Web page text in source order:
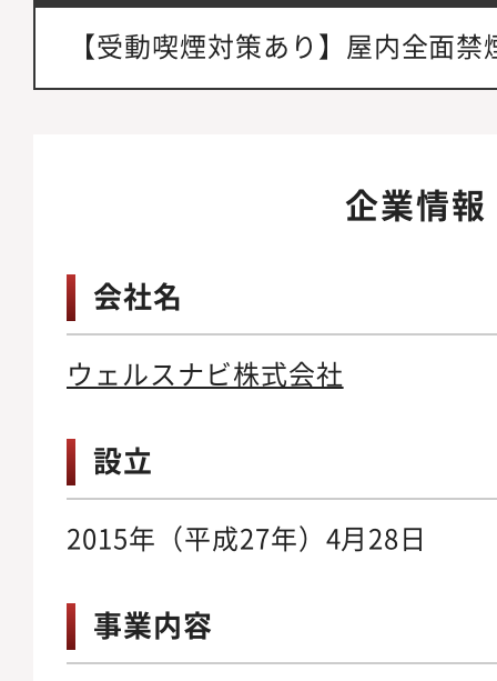
【受動喫煙対策あり】屋内全面禁
企業情報
会社名
ウェルスナビ株式会社
設立
2015年（平成27年）4月28日
事業内容